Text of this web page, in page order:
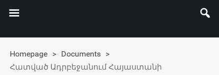
Homepage > Documents >
Հատված Ադրբեջանում Հայաստանի